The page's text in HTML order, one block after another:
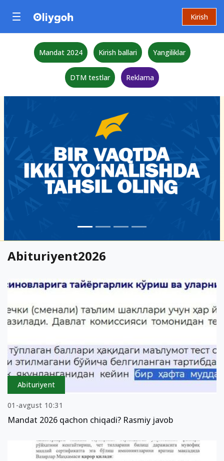
Kirish
Mandat 2024 Kirish ballari Yangiliklar
DTM testlar Reklama
Abituriyent2026
Abituriyent
01-avgust 10:31
Mandat 2026 qachon chiqadi? Rasmiy javob